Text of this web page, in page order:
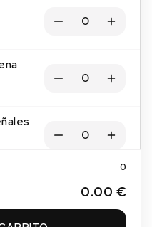
0
0.00 €